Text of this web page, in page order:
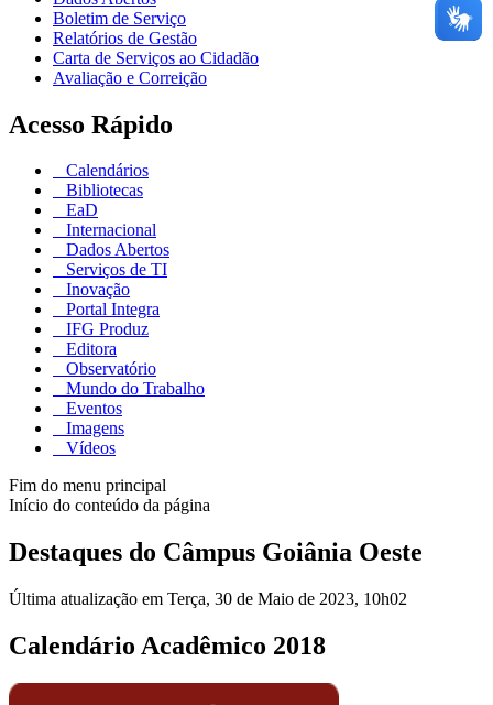
Boletim de Serviço
Relatórios de Gestão
Carta de Serviços ao Cidadão
Avaliação e Correição
Acesso Rápido
Calendários
Bibliotecas
EaD
Internacional
Dados Abertos
Serviços de TI
Inovação
Portal Integra
IFG Produz
Editora
Observatório
Mundo do Trabalho
Eventos
Imagens
Vídeos
Fim do menu principal
Início do conteúdo da página
Destaques do Câmpus Goiânia Oeste
Última atualização em Terça, 30 de Maio de 2023, 10h02
Calendário Acadêmico 2018